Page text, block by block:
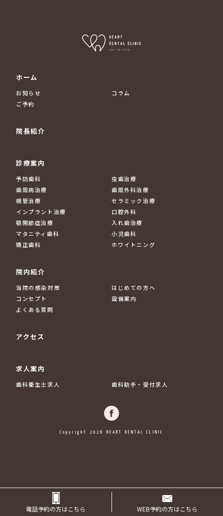
ホーム
お知らせ
コラム
ご予約
院長紹介
診療案内
予防歯科
虫歯治療
歯周病治療
歯周外科治療
根管治療
セラミック治療
インプラント治療
口腔外科
顎関節症治療
入れ歯治療
マタニティ歯科
小児歯科
矯正歯科
ホワイトニング
院内紹介
当院の感染対策
はじめての方へ
コンセプト
設備案内
よくある質問
アクセス
求人案内
歯科衛生士求人 歯科助手・受付求人
Copyright 2026 HEART DENTAL CLINIC
電話予約の方はこちら WEB予約の方はこちら